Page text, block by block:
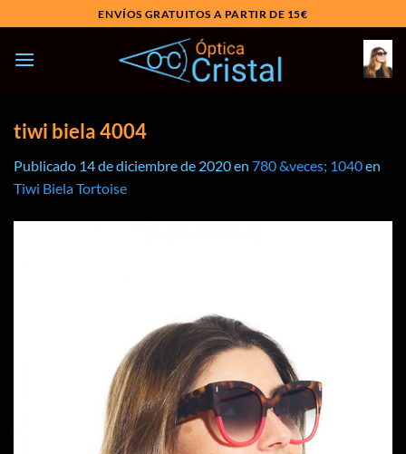
al
contenido
ENVÍOS GRATUITOS A PARTIR DE 15€
tiwi biela 4004
Publicado 14 de diciembre de 2020en 780 &veces; 1040en
Tiwi Biela Tortoise